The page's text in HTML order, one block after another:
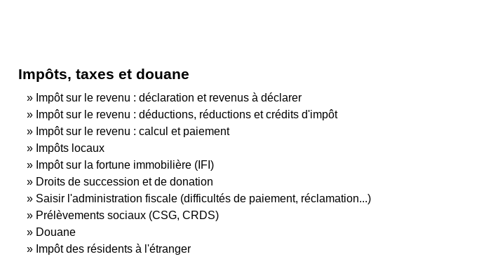
Impôts, taxes et douane
Impôt sur le revenu : déclaration et revenus à déclarer
Impôt sur le revenu : déductions, réductions et crédits d'impôt
Impôt sur le revenu : calcul et paiement
Impôts locaux
Impôt sur la fortune immobilière (IFI)
Droits de succession et de donation
Saisir l'administration fiscale (difficultés de paiement, réclamation...)
Prélèvements sociaux (CSG, CRDS)
Douane
Impôt des résidents à l'étranger